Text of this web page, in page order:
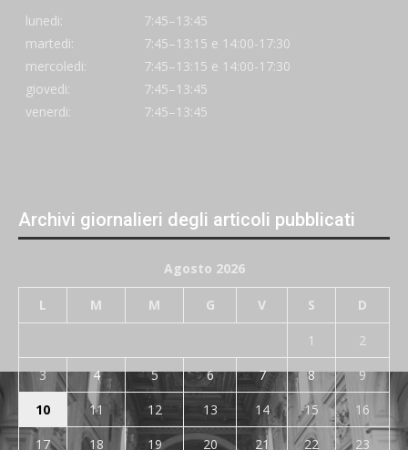
lunedi:
7:45–13:45
martedi:
7:45–13:15 e 14:00-17:30
mercoledi:
7:45–13:15 e 14:00-17:30
giovedi:
7:45–13:45
venerdi:
7:45–13:45
Archivi giornalieri degli articoli pubblicati
Agosto 2026
L M M G V S D
1
2
3
4 5 6 7 8
9
10
11 12 13 14 15
16
17
18 19 20 21 22 23